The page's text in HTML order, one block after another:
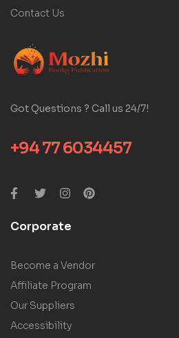
Contact Us
Got Questions ? Call us 24/7!
+94 77 6034457
Corporate
Become a Vendor
Affiliate Program
Our Suppliers
Accessibility